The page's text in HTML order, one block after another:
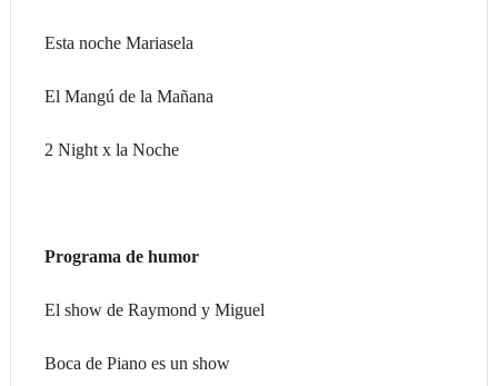
Esta noche Mariasela
El Mangú de la Mañana
2 Night x la Noche
Programa de humor
El show de Raymond y Miguel
Boca de Piano es un show